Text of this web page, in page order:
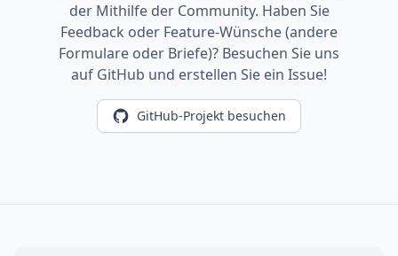
der Mithilfe der Community. Haben Sie
Feedback oder Feature-Wünsche (andere
Formulare oder Briefe)? Besuchen Sie uns
auf GitHub und erstellen Sie ein Issue!
GitHub-Projekt besuchen